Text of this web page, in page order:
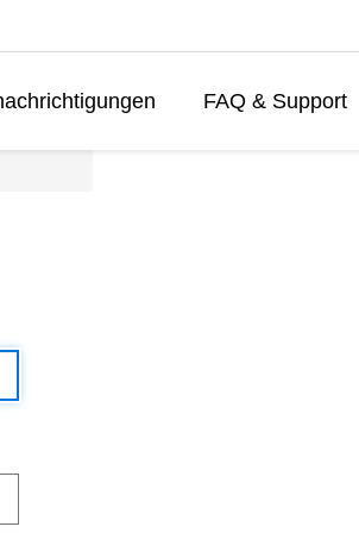
FAQ & Support